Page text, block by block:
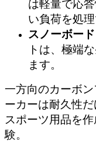
は軽量で応
い負荷を処理
スノーボード
トは、極端
ます。
一方向のカーボ
ーカーは耐久性
スポーツ用品を
験。